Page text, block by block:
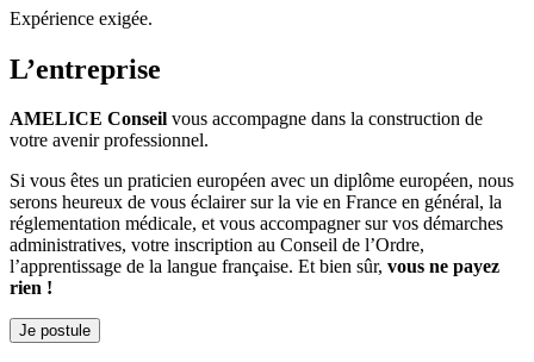
Expérience exigée.
L’entreprise
AMELICE Conseil vous accompagne dans la construction de
votre avenir professionnel.
Si vous êtes un praticien européen avec un diplôme européen, nous
serons heureux de vous éclairer sur la vie en France en général, la
réglementation médicale, et vous accompagner sur vos démarches
administratives, votre inscription au Conseil de l’Ordre,
l’apprentissage de la langue française. Et bien sûr, vous ne payez
rien !
Je postule